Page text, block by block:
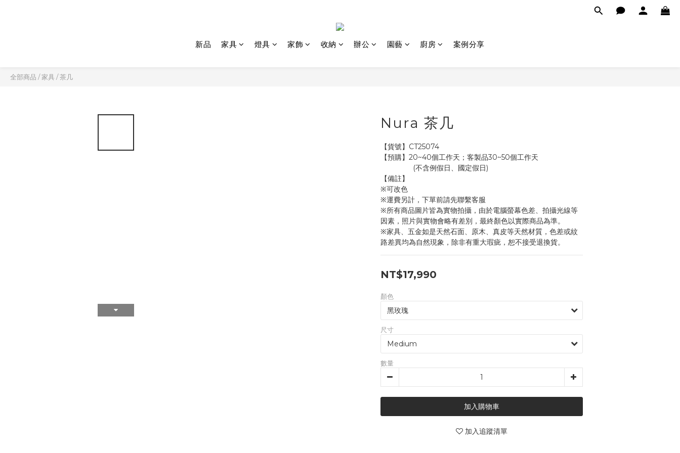
新品 家具 燈具 家飾 收納 辦公 園藝 廚房 案例分享
全部商品 /家具 /茶几
Nura 茶几
【貨號】CT25074
【預購】20~40個工作天；客製品30~50個工作天
                (不含例假日、國定假日)
【備註】
※可改色
※運費另計，下單前請先聯繫客服
※所有商品圖片皆為實物拍攝，由於電腦螢幕色差、拍攝光線等
因素，照片與實物會略有差別，最終顏色以實際商品為準。
※家具、五金如是天然石面、原木、真皮等天然材質，色差或紋
路差異均為自然現象，除非有重大瑕疵，恕不接受退換貨。
NT$17,990
顏色
尺寸
數量
加入購物車
加入追蹤清單